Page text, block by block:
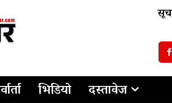
भिडियो दस्तावेज